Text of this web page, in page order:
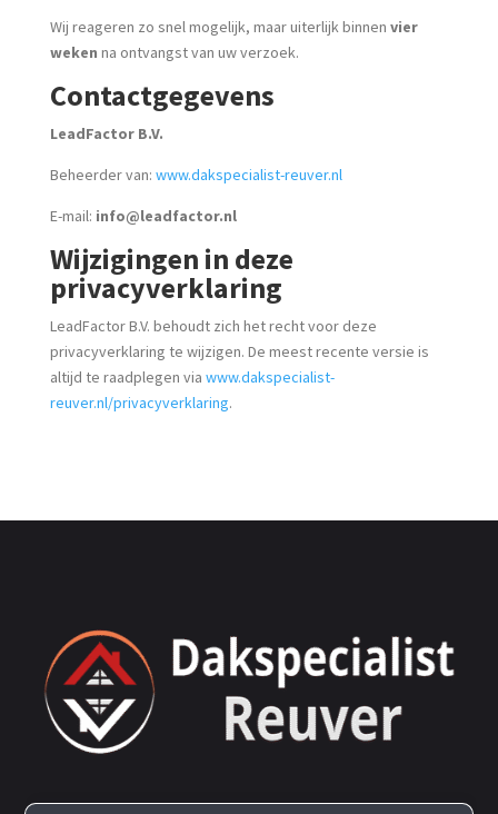
Wij reageren zo snel mogelijk, maar uiterlijk binnen vier
weken na ontvangst van uw verzoek.
Contactgegevens
LeadFactor B.V.
Beheerder van: www.dakspecialist-reuver.nl
E-mail: info@leadfactor.nl
Wijzigingen in deze
privacyverklaring
LeadFactor B.V. behoudt zich het recht voor deze
privacyverklaring te wijzigen. De meest recente versie is
altijd te raadplegen via www.dakspecialist-
reuver.nl/privacyverklaring.